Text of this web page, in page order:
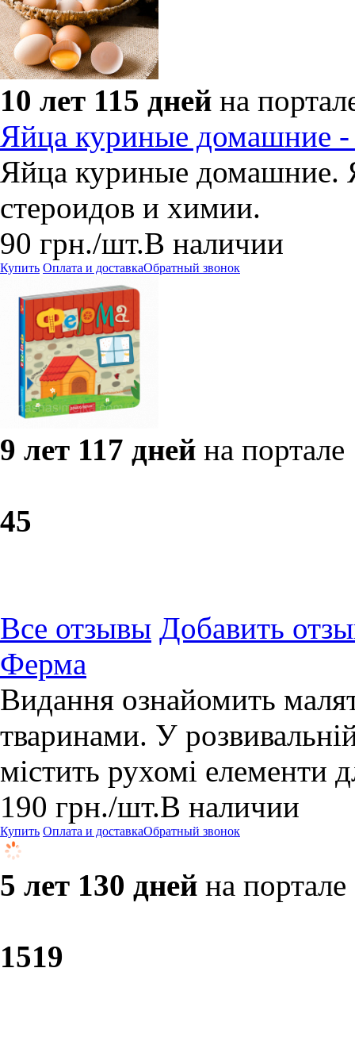
10 лет 115 дней на
Яйца куриные домашние
Яйца куриные домашние.
стероидов и химии.
90 грн./шт.В наличии
Купить Оплата и доставкаОбратный звонок
9 лет 117 дней на портале
45
Все отзывы Добавить
Ферма
Видання ознайомить
тваринами. У
містить рухомі елементи
190 грн./шт.В наличии
Купить Оплата и доставкаОбратный звонок
5 лет 130 дней на портале
1519